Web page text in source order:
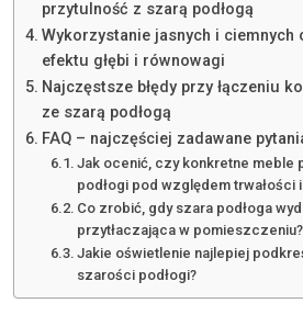
przytulność z szarą podłogą
Wykorzystanie jasnych i
efektu głębi i równowagi
Najczęstsze błędy przy łączeniu
ze szarą podłogą
FAQ – najczęściej zadawane
Jak ocenić, czy konkretne meble
podłogi pod względem trwałości i
Co zrobić, gdy szara podłoga
przytłaczająca w pomieszczeniu?
Jakie oświetlenie najlepiej
szarości podłogi?